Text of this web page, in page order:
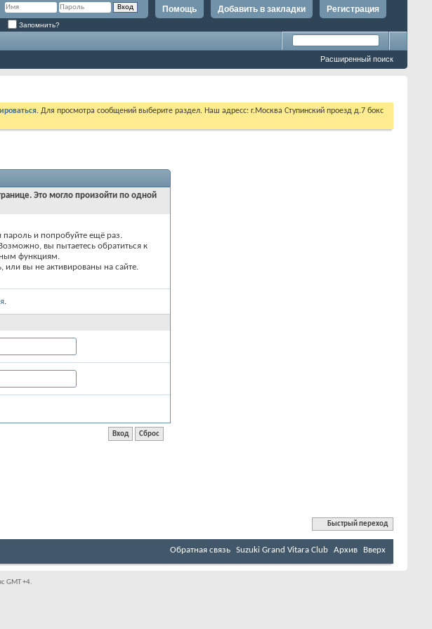
Регистрация
Добавить в закладки
Помощь
Запомнить?
Расширенный поиск
. Для просмотра сообщений выберите раздел. Наш адресс: г.Москва Ступинский проезд д.7 бокс
Это могло произойти по одной
пароль и попробуйте ещё раз.
вы пытаетесь обратиться к
функциям.
вы не активированы на сайте.
.
Быстрый переход
Обратная связь Suzuki Grand Vitara Club Архив Вверх
GMT +4.